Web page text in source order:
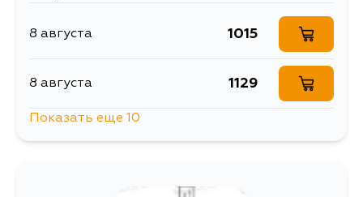
8 августа 1015
8 августа 1129
Показать еще 10